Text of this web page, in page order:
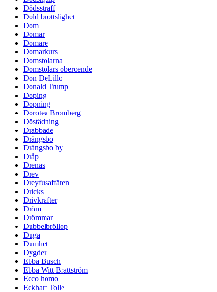
Dödsstraff
Dold brottslighet
Dom
Domar
Domare
Domarkurs
Domstolarna
Domstolars oberoende
Don DeLillo
Donald Trump
Doping
Dopning
Dorotea Bromberg
Döstädning
Drabbade
Drängsbo
Drängsbo by
Dråp
Drenas
Drev
Dreyfusaffären
Dricks
Drivkrafter
Dröm
Drömmar
Dubbelbröllop
Duga
Dumhet
Dygder
Ebba Busch
Ebba Witt Brattström
Ecco homo
Eckhart Tolle